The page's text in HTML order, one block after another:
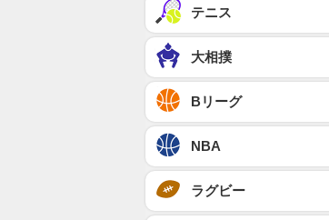
テニス
大相撲
Bリーグ
NBA
ラグビー